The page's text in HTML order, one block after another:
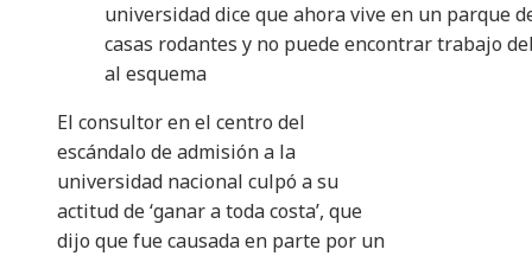
universidad dice que ahora vive en un parque
casas rodantes y no puede encontrar trabajo
al esquema
El consultor en el centro del
escándalo de admisión a la
universidad nacional culpó a su
actitud de ‘ganar a toda costa’, que
dijo que fue causada en parte por un